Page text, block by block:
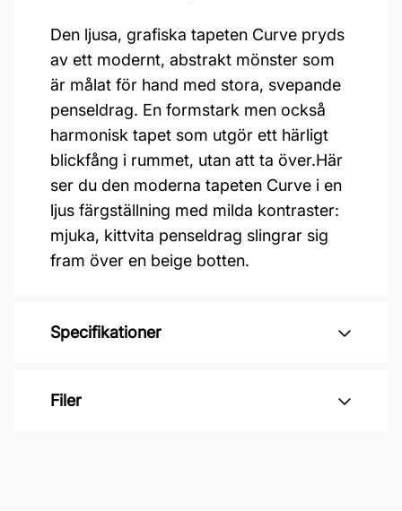
Den ljusa, grafiska tapeten Curve pryds
av ett modernt, abstrakt mönster som
är målat för hand med stora, svepande
penseldrag. En formstark men också
harmonisk tapet som utgör ett härligt
blickfång i rummet, utan att ta över.Här
ser du den moderna tapeten Curve i en
ljus färgställning med milda kontraster:
mjuka, kittvita penseldrag slingrar sig
fram över en beige botten.
Specifikationer
Varumärke: Boråstapeter
Filer